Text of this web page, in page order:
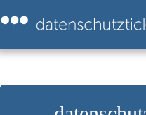
Inhalt
springen